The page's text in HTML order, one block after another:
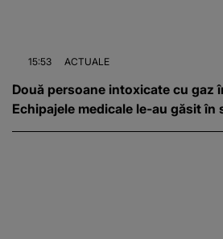
15:53 ACTUALE
Două persoane intoxicate cu gaz
Echipajele medicale le-au găsit în